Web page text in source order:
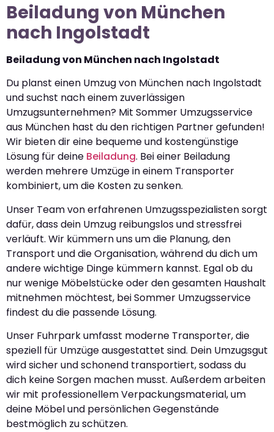
Beiladung von München
nach Ingolstadt
Beiladung von München nach Ingolstadt
Du planst einen Umzug von München nach Ingolstadt
und suchst nach einem zuverlässigen
Umzugsunternehmen? Mit Sommer Umzugsservice
aus München hast du den richtigen Partner gefunden!
Wir bieten dir eine bequeme und kostengünstige
Lösung für deine Beiladung. Bei einer Beiladung
werden mehrere Umzüge in einem Transporter
kombiniert, um die Kosten zu senken.
Unser Team von erfahrenen Umzugsspezialisten sorgt
dafür, dass dein Umzug reibungslos und stressfrei
verläuft. Wir kümmern uns um die Planung, den
Transport und die Organisation, während du dich um
andere wichtige Dinge kümmern kannst. Egal ob du
nur wenige Möbelstücke oder den gesamten Haushalt
mitnehmen möchtest, bei Sommer Umzugsservice
findest du die passende Lösung.
Unser Fuhrpark umfasst moderne Transporter, die
speziell für Umzüge ausgestattet sind. Dein Umzugsgut
wird sicher und schonend transportiert, sodass du
dich keine Sorgen machen musst. Außerdem arbeiten
wir mit professionellem Verpackungsmaterial, um
deine Möbel und persönlichen Gegenstände
bestmöglich zu schützen.